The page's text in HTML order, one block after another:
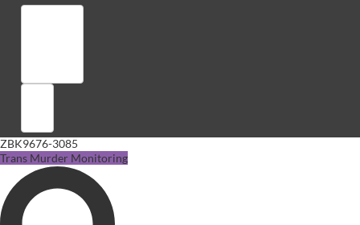
ZBK9676-3085
Trans Murder Monitoring